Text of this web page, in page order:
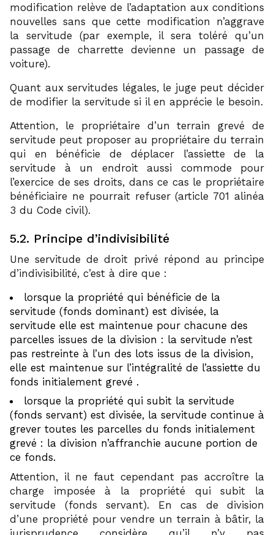
modification relève de l’adaptation aux conditions
nouvelles sans que cette modification n’aggrave
la servitude (par exemple, il sera toléré qu’un
passage de charrette devienne un passage de
voiture).
Quant aux servitudes légales, le juge peut décider
de modifier la servitude si il en apprécie le besoin.
Attention, le propriétaire d’un terrain grevé de
servitude peut proposer au propriétaire du terrain
qui en bénéficie de déplacer l’assiette de la
servitude à un endroit aussi commode pour
l’exercice de ses droits, dans ce cas le propriétaire
bénéficiaire ne pourrait refuser (article 701 alinéa
3 du Code civil).
5.2. Principe d’indivisibilité
Une servitude de droit privé répond au principe
d’indivisibilité, c’est à dire que :
lorsque la propriété qui bénéficie de la
servitude (fonds dominant) est divisée, la
servitude elle est maintenue pour chacune des
parcelles issues de la division : la servitude n’est
pas restreinte à l’un des lots issus de la division,
elle est maintenue sur l’intégralité de l’assiette du
fonds initialement grevé .
lorsque la propriété qui subit la servitude
(fonds servant) est divisée, la servitude continue à
grever toutes les parcelles du fonds initialement
grevé : la division n’affranchie aucune portion de
ce fonds.
Attention, il ne faut cependant pas accroître la
charge imposée à la propriété qui subit la
servitude (fonds servant). En cas de division
d’une propriété pour vendre un terrain à bâtir, la